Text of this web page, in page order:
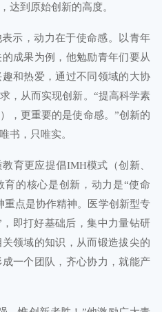
达到原始创新的高度。
示，动力在于使命感。以青年
成果为例，他勉励青年们要从
和热爱，通过不同领域的大协
，从而实现创新。“提高科学素
，更重要的是使命感。”创新的
书，只唯实。
育更应提倡IMH模式（创新、
的核心是创新，动力是“使命
重点是协作精神。医学创新型专
即打好基础后，集中力量钻研
领域的知识，从而锻造拔尖的
一个团队，齐心协力，就能产